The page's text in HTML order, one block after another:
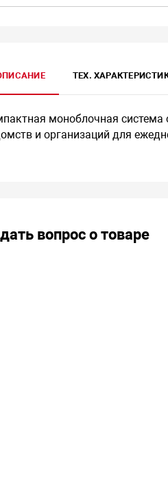
ТЕХ.
моноблочная система
и организаций для
вопрос о товаре